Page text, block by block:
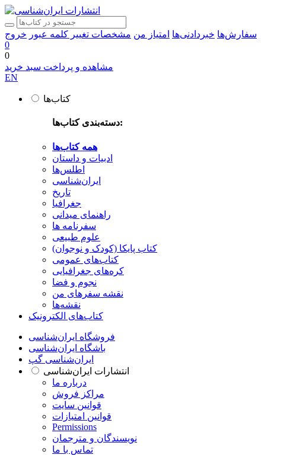
سفارش‌ها خبردادنی‌ها امتیاز من مشخصات تغییر کلمه عبور خروج
0
0
مشاهده و پرداخت سبد خرید
EN
کتاب‌ها
دسته‌بندی کتاب‌ها:
همه کتاب‌ها
ادبیات و داستان
اطلس‌ها
ایران‌شناسی
تاریخ
جغرافیا
راهنمای میدانی
سفرنامه‌ ها
علوم طبیعی
کتاب‌ پایکا (کودک و نوجوان)
کتاب‌های عمومی
کره‌های جغرافیایی
نجوم و فضا
نقشه سفرهای من
نقشه‌ها
کتاب‌های الکترونیک
فروشگاه ایران‌شناسی
باشگاه ایران‌شناسی
ایران‌شناسی گپ
انتشارات ایران‌شناسی
درباره ما
مراکز فروش
قوانین سایت
قوانین امتیازات
Permissions
نویسندگان و مترجمان
تماس با ما